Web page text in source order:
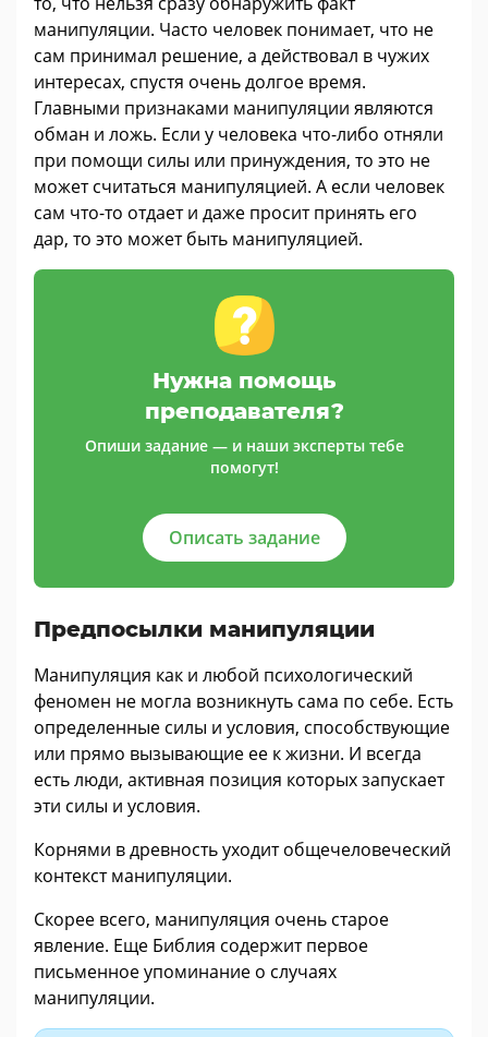
манипуляции. Часто человек понимает, что не
сам принимал решение, а действовал в чужих
интересах, спустя очень долгое время.
Главными признаками манипуляции являются
обман и ложь. Если у человека что-либо отняли
при помощи силы или принуждения, то это не
может считаться манипуляцией. А если человек
сам что-то отдает и даже просит принять его
дар, то это может быть манипуляцией.
Нужна помощь
преподавателя?
Опиши задание — и наши эксперты тебе
помогут!
Описать задание
Предпосылки манипуляции
Манипуляция как и любой психологический
феномен не могла возникнуть сама по себе. Есть
определенные силы и условия, способствующие
или прямо вызывающие ее к жизни. И всегда
есть люди, активная позиция которых запускает
эти силы и условия.
Корнями в древность уходит общечеловеческий
контекст манипуляции.
Скорее всего, манипуляция очень старое
явление. Еще Библия содержит первое
письменное упоминание о случаях
манипуляции.